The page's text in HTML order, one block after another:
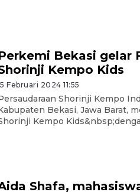
Bekasi gelar
Kempo Kids
Februari 2024 11:55
Shorinji Kempo
Bekasi, Jawa Barat,
Kempo
Shafa,